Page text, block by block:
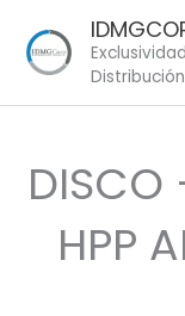
content
Distribución
DISCO
HPP